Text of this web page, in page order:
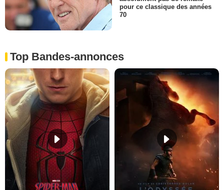
pour ce classique des années
70
Top Bandes-annonces